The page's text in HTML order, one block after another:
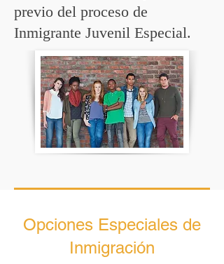
previo del proceso de
Inmigrante Juvenil Especial.
Opciones Especiales de
Inmigración